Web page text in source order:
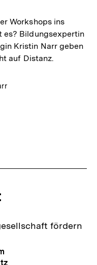
Workshops ins
es? Bildungsexpertin
Kristin Narr geben
auf Distanz.
fördern